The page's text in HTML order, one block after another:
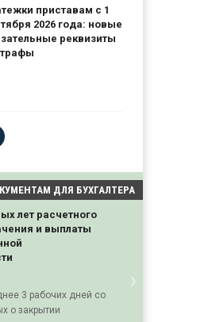
приставам с 1
2026 года: новые
реквизиты
ДЛЯ БУХГАЛТЕРА
лет расчетного
и выплаты
3 рабочих дней со
о закрытии
›Next